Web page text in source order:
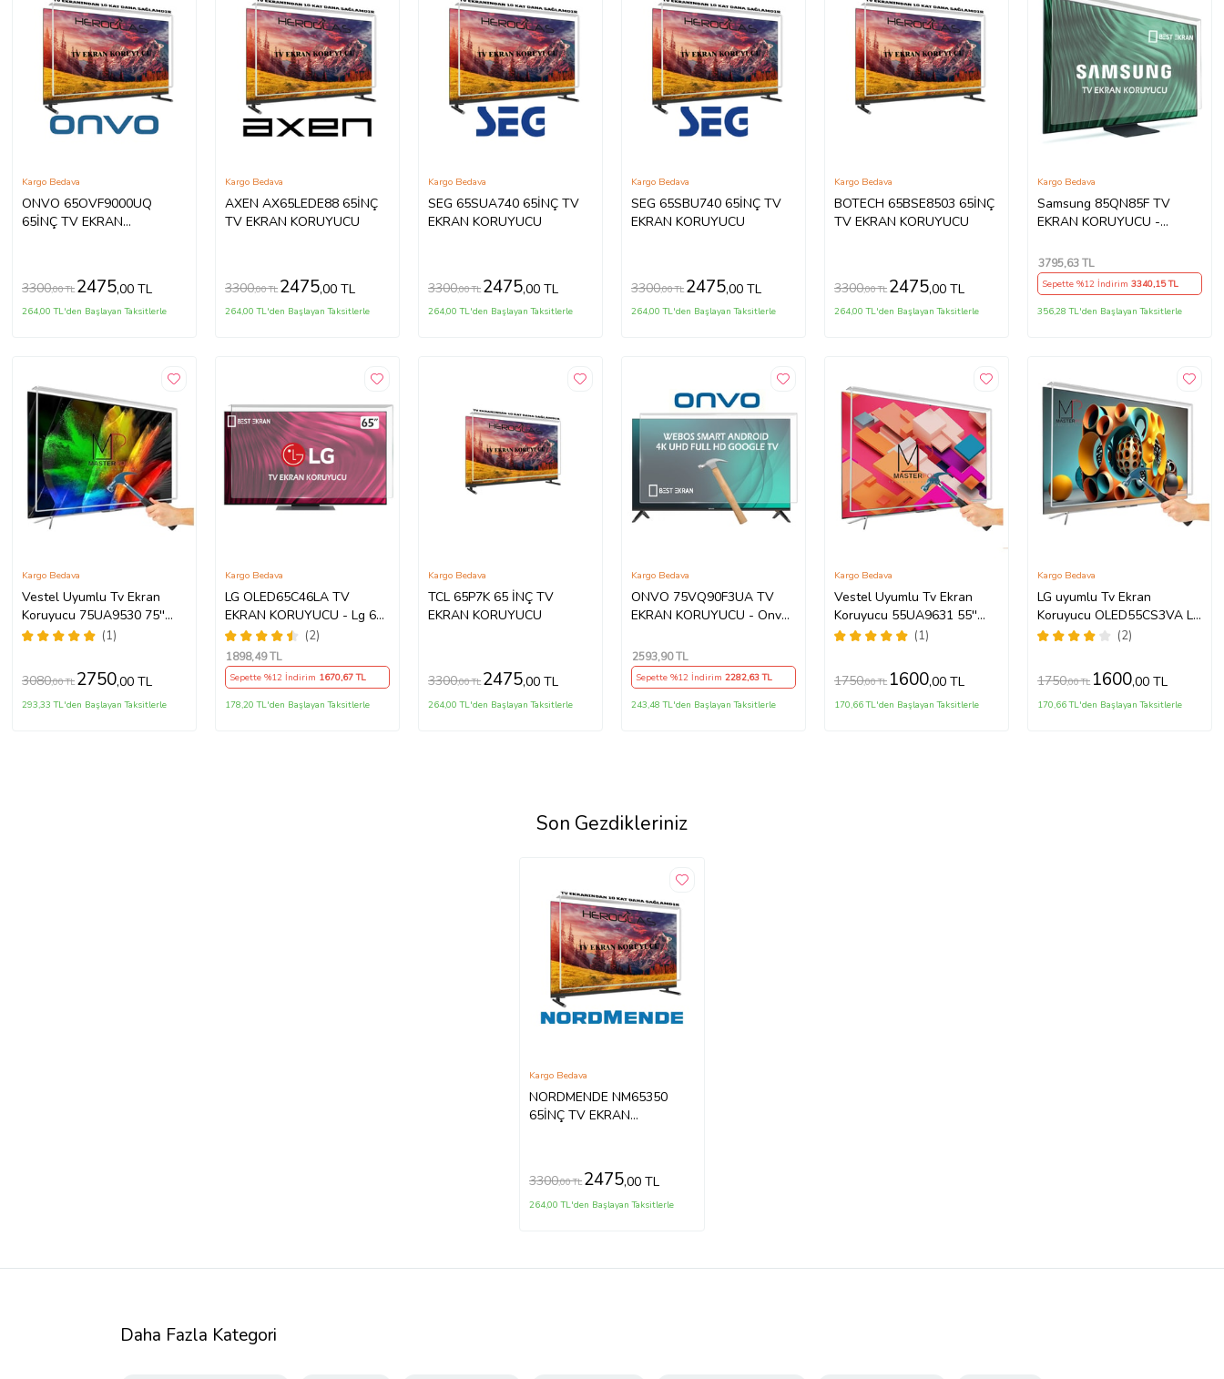
ONVO 65OVF9000UQ
65İNÇ TV EKRAN
Kargo Bedava
3300,00 TL 2475,00 TL
264,00 TL'den Başlayan Taksitlerle
AXEN AX65LEDE88 65İNÇ
TV EKRAN KORUYUCU
Kargo Bedava
3300,00 TL 2475,00 TL
264,00 TL'den Başlayan Taksitlerle
SEG 65SUA740 65İNÇ TV
EKRAN KORUYUCU
Kargo Bedava
3300,00 TL 2475,00 TL
264,00 TL'den Başlayan Taksitlerle
SEG 65SBU740 65İNÇ TV
EKRAN KORUYUCU
Kargo Bedava
3300,00 TL 2475,00 TL
264,00 TL'den Başlayan Taksitlerle
BOTECH 65BSE8503 65İNÇ
TV EKRAN KORUYUCU
Kargo Bedava
3300,00 TL 2475,00 TL
264,00 TL'den Başlayan Taksitlerle
Samsung 85QN85F TV
EKRAN KORUYUCU -
Ekran Tv ekran Koruyucu
QE85QN85FAUXTK
Kargo Bedava
3795,63 TL
Sepette %12 İndirim3340,15 TL
356,28 TL'den Başlayan Taksitlerle
Vestel Uyumlu Tv Ekran
Koruyucu 75UA9530 75''
189 Ekran 4K Smart Android
(1)
Kargo Bedava
3080,00 TL 2750,00 TL
293,33 TL'den Başlayan Taksitlerle
LG OLED65C46LA TV
EKRAN KORUYUCU - Lg 65"
inç 4k Oled Evo Ekran
Koruyucu
(2)
Kargo Bedava
1898,49 TL
Sepette %12 İndirim 1670,67 TL
178,20 TL'den Başlayan Taksitlerle
TCL 65P7K 65 İNÇ TV
EKRAN KORUYUCU
Kargo Bedava
3300,00 TL 2475,00 TL
264,00 TL'den Başlayan Taksitlerle
ONVO 75VQ90F3UA TV
EKRAN KORUYUCU - Onvo
Şeffaf Koruma paneli
Kargo Bedava
2593,90 TL
Sepette %12 İndirim 2282,63 TL
243,48 TL'den Başlayan Taksitlerle
Vestel Uyumlu Tv Ekran
Koruyucu 55UA9631 55''
139 Ekran 4K Smart Android
(1)
Kargo Bedava
1750,00 TL 1600,00 TL
170,66 TL'den Başlayan Taksitlerle
LG uyumlu Tv Ekran
Koruyucu OLED55CS3VA LG
OLED evo 55 inç inc CS3
(2)
Kargo Bedava
1750,00 TL 1600,00 TL
170,66 TL'den Başlayan Taksitlerle
Son Gezdikleriniz
NORDMENDE NM65350
65İNÇ TV EKRAN
Kargo Bedava
3300,00 TL 2475,00 TL
264,00 TL'den Başlayan Taksitlerle
Daha Fazla Kategori